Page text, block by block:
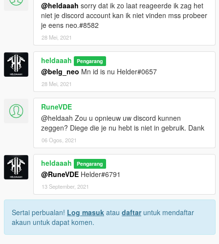
@heldaaah sorry dat ik zo laat reageerde ik zag het
niet je discord account kan ik niet vinden mss probeer
je eens neo.#8582
28 Mei, 2021
heldaaah Pengarang
@belg_neo Mn id is nu Helder#0657
28 Mei, 2021
RuneVDE
@heldaah Zou u opnieuw uw discord kunnen
zeggen? Diege die je nu hebt is niet in gebruik. Dank
06 Ogos, 2021
heldaaah Pengarang
@RuneVDE Helder#6791
13 September, 2021
Sertai perbualan! Log masuk atau daftaruntuk mendaftar
akaun untuk dapat komen.